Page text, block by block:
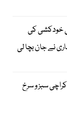
کی خودکشی کی
نے جان بچا لی
سبز و سرخ